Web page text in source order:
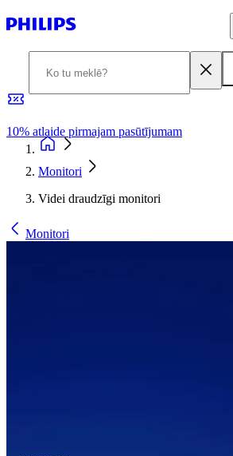
10% atlaide pirmajam pasūtījumam
Monitori
Videi draudzīgi monitori
Monitori